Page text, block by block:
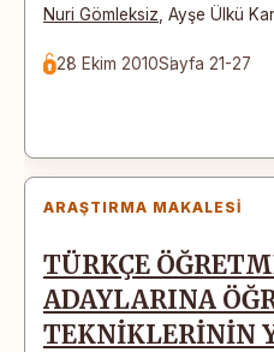
Nuri Gömleksiz Ayşe Ülkü
28 Ekim 2010Sayfa 21-27
ARAŞTIRMA MAKALESI
TÜRKÇE
ADAYLARINA
TEKNİKLERİNİN